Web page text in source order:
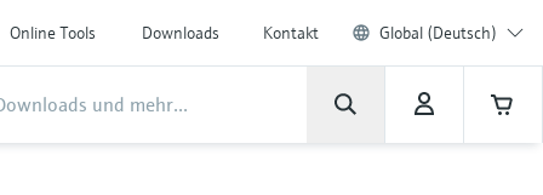
Online Tools Downloads Kontakt Global (Deutsch)